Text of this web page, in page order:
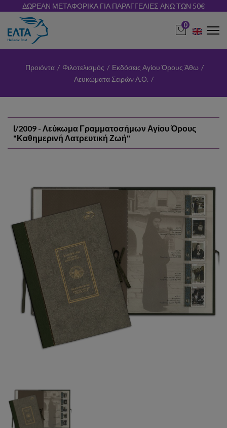
ΔΩΡΕΑΝ ΜΕΤΑΦΟΡΙΚΑ ΓΙΑ ΠΑΡΑΓΓΕΛΙΕΣ ΑΝΩ ΤΩΝ 50€
0
Προιόντα / Φιλοτελισμός / Εκδόσεις Αγίου Όρους Άθω /
Λευκώματα Σειρών Α.Ο. /
Ι/2009 - Λεύκωμα Γραμματοσήμων Αγίου Όρους
"Καθημερινή Λατρευτική Ζωή"